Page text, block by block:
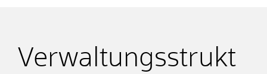
Verwaltungsstrukt